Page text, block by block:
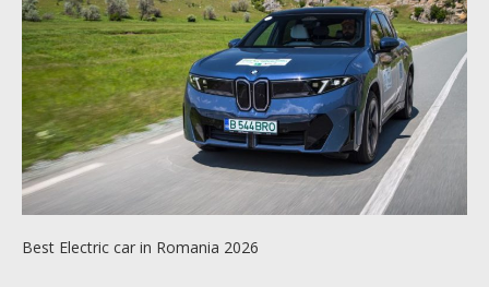
Best Electric car in Romania 2026